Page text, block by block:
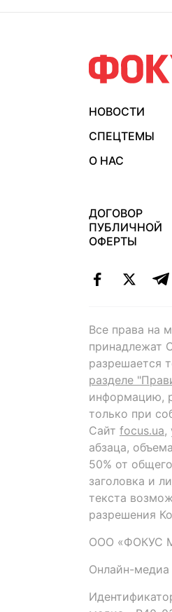
НОВОСТИ
СПЕЦТЕМЫ
О НАС
ДОГОВОР
ПУБЛИЧНОЙ
ОФЕРТЫ
Все права на
принадлежат
разрешается
разделе
информацию,
только при
Сайт focus.ua,
абзаца,
50% от
заголовка и
текста
разрешения
ООО «ФОКУС
Онлайн-